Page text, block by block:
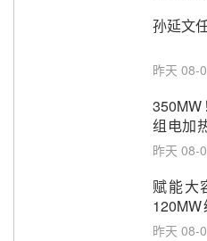
孙延文
昨天 08-
组电加
改造项
昨天 08-
赋能大
型式试
昨天 08-